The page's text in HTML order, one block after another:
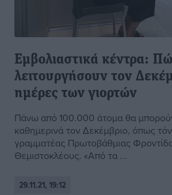
Εμβολιαστικά κέντρα:
λειτουργήσουν τον
ημέρες των γιορτών
Πάνω από 100.000 άτομα θα
καθημερινά τον Δεκέμβριο, όπως
γραμματέας Πρωτοβάθμιας
Θεμιστοκλέους. «Από τα ...
29.11.21, 19:12